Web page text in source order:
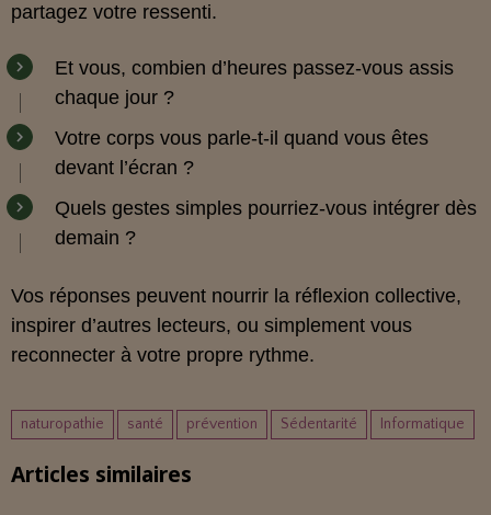
partagez votre ressenti.
Et vous, combien d’heures passez-vous assis
chaque jour ?
Votre corps vous parle-t-il quand vous êtes
devant l’écran ?
Quels gestes simples pourriez-vous intégrer dès
demain ?
Vos réponses peuvent nourrir la réflexion collective,
inspirer d’autres lecteurs, ou simplement vous
reconnecter à votre propre rythme.
naturopathie santé prévention Sédentarité Informatique
Articles similaires